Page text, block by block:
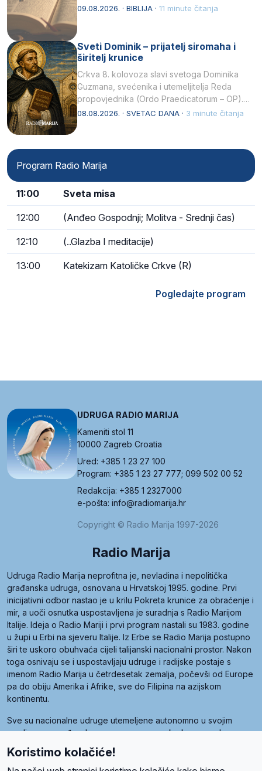
njegovui…
09.08.2026. · BIBLIJA · 11 minute čitanja
Sveti Dominik – prijatelj siromaha i
širitelj krunice
Crkva 8. kolovoza slavi svetoga Dominika
Guzmana, svećenika i utemeljitelja Reda
propovjednika (Ordo Praedicatorum – OP).
Svojim životom, dubokom ljubavlju prema
08.08.2026. · SVETAC DANA · 3 minute čitanja
Program Radio Marija
11:00 Sveta misa
12:00 (Anđeo Gospodnji; Molitva - Srednji čas)
12:10 (..Glazba I meditacije)
13:00 Katekizam Katoličke Crkve (R)
Pogledajte program
UDRUGA RADIO MARIJA
Kameniti stol 11
10000 Zagreb Croatia
Ured: +385 1 23 27 100
Program: +385 1 23 27 777; 099 502 00 52
Redakcija: +385 1 2327000
e-pošta: info@radiomarija.hr
Copyright © Radio Marija 1997-2026
Radio Marija
Udruga Radio Marija neprofitna je, nevladina i nepolitička
građanska udruga, osnovana u Hrvatskoj 1995. godine. Prvi
inicijativni odbor nastao je u krilu Pokreta krunice za obraćenje i
mir, a uoči osnutka uspostavljena je suradnja s Radio Marijom
Italije. Ideja o Radio Mariji i prvi program nastali su 1983. godine
u župi u Erbi na sjeveru Italije. Iz Erbe se Radio Marija postupno
širi te uskoro obuhvaća cijeli talijanski nacionalni prostor. Nakon
toga osnivaju se i uspostavljaju udruge i radijske postaje s
imenom Radio Marija u četrdesetak zemalja, počevši od Europe
pa do obiju Amerika i Afrike, sve do Filipina na azijskom
kontinentu.
Sve su nacionalne udruge utemeljene autonomno u svojim
zemljama, a međusobna su povezane preko krovne udruge
pod nazivom Svjetska obitelj Radio Marije (World Family of
Radio Maria). Svjetsku obitelj utemeljilo je sedam članica, među
Koristimo kolačiće!